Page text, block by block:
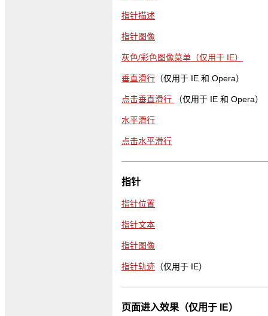
指针描述
指针图像
灰色/彩色图像菜单（仅用于 IE）
垂直滑行 （仅用于 IE 和 Opera）
点击垂直滑行 （仅用于 IE 和 Opera）
水平滑行
点击水平滑行
指针
指针位置
指针文本
指针图像
指针轨迹 （仅用于 IE）
页面进入效果（仅用于 IE）